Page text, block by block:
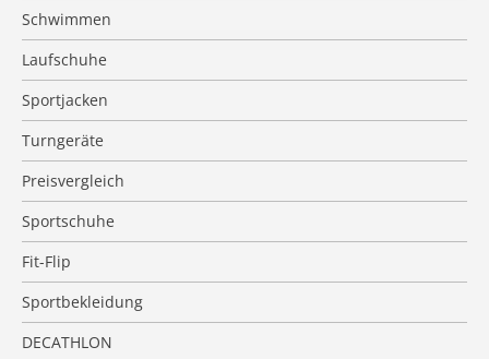
Schwimmen
Laufschuhe
Sportjacken
Turngeräte
Preisvergleich
Sportschuhe
Fit-Flip
Sportbekleidung
DECATHLON